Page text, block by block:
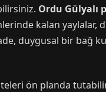
Ordu Gülyalı
kalan yaylalar,
duygusal bir bağ
ön planda